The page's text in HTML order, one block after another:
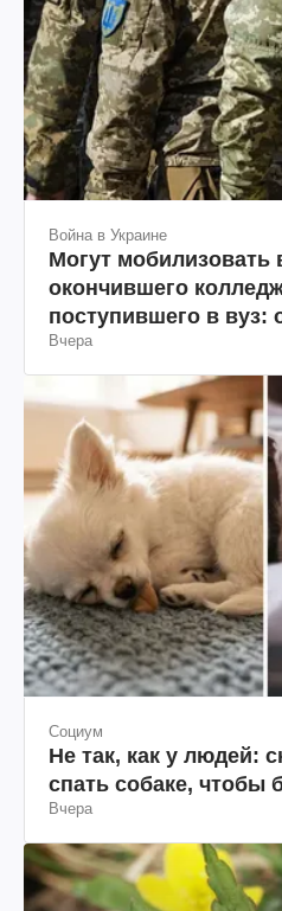
Война в Украине
Могут мобилизовать
окончившего
поступившего в вуз:
юриста
Вчера
Социум
Не так, как у людей:
спать собаке, чтобы
Вчера